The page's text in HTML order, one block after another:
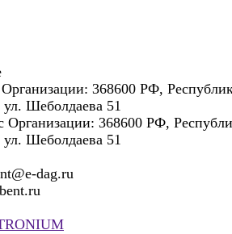
368600 РФ,
ул. Шеболдаева 51
Организации: 368600 РФ,
ул. Шеболдаева 51
dag.ru